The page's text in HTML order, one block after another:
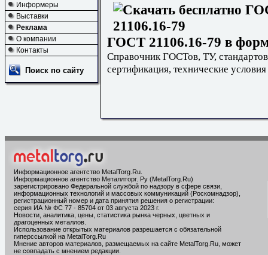
Информеры
Выставки
Реклама
О компании
Контакты
Поиск по сайту
ГОСТ 21106.16-79 в
Справочник ГОСТов, ТУ,
сертификация, технические условия
Информационное агентство MetalTorg.Ru
Информационное агентство Металлторг. Ру (MetalTorg.Ru)
зарегистрировано Федеральной службой по надзору в сфере связи,
информационных технологий и массовых коммуникаций (Роскомнадзор),
регистрационный номер и дата принятия решения о регистрации:
серия ИА № ФС 77 - 85704 от 03 августа 2023 г.
Новости, аналитика, цены, статистика рынка черных, цветных и
драгоценных металлов.
Использование открытых материалов разрешается с обязательной
гиперссылкой на MetalTorg.Ru
Мнение авторов материалов, размещаемых на сайте MetalTorg.Ru, может
не совпадать с мнением редакции.